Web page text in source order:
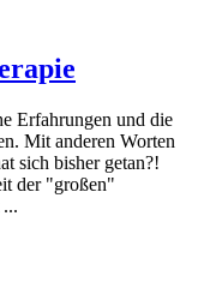
Erfahrungen und die
Mit anderen Worten
sich bisher getan?!
der "großen"